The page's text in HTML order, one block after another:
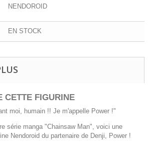
NENDOROID
EN STOCK
CETTE FIGURINE
moi, humain !! Je m'appelle Power !"
série manga "Chainsaw Man", voici une
Nendoroid du partenaire de Denji, Power !